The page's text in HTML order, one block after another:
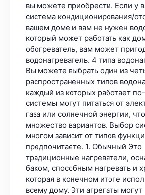
вы можете приобрести. Если у
система кондиционирования/
вашем доме и вам не нужен
который может работать как
обогреватель, вам может
водонагреватель. 4 типа
Вы можете выбрать один из
распространенных типов
каждый из которых работает
системы могут питаться от
газа или солнечной энергии,
множество вариантов. Выбор
многом зависит от типов
предпочитаете. 1. Обычный Это
традиционные нагреватели,
баком, способным нагревать и
которая в конечном итоге
всему дому. Эти агрегаты могут